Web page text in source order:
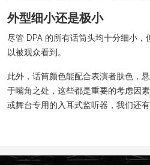
外型细小还是极小
尽管 DPA 的所有话筒头均十分细小
以被观众看到。
此外，话筒颜色能配合表演者肤色，
于嘴角之处，这些都是重要的考虑因
或舞台专用的入耳式监听器，我们还有